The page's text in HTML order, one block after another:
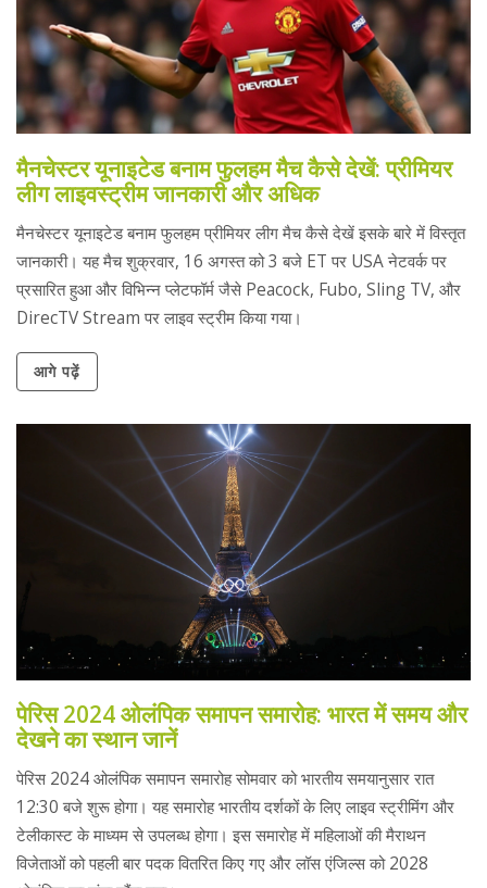
मैनचेस्टर यूनाइटेड बनाम फुलहम मैच कैसे देखें: प्रीमियर
लीग लाइवस्ट्रीम जानकारी और अधिक
मैनचेस्टर यूनाइटेड बनाम फुलहम प्रीमियर लीग मैच कैसे देखें इसके बारे में विस्तृत
जानकारी। यह मैच शुक्रवार, 16 अगस्त को 3 बजे ET पर USA नेटवर्क पर
प्रसारित हुआ और विभिन्न प्लेटफॉर्म जैसे Peacock, Fubo, Sling TV, और
DirecTV Stream पर लाइव स्ट्रीम किया गया।
आगे पढ़ें
पेरिस 2024 ओलंपिक समापन समारोह: भारत में समय और
देखने का स्थान जानें
पेरिस 2024 ओलंपिक समापन समारोह सोमवार को भारतीय समयानुसार रात
12:30 बजे शुरू होगा। यह समारोह भारतीय दर्शकों के लिए लाइव स्ट्रीमिंग और
टेलीकास्ट के माध्यम से उपलब्ध होगा। इस समारोह में महिलाओं की मैराथन
विजेताओं को पहली बार पदक वितरित किए गए और लॉस एंजिल्स को 2028